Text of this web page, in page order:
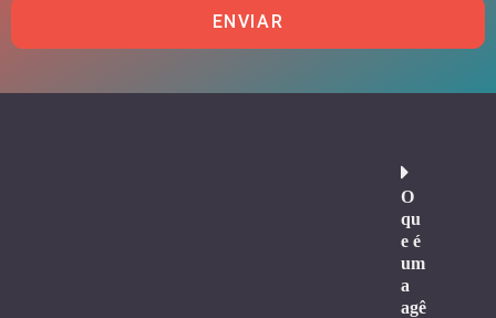
ENVIAR
O
qu
e é
um
a
agê